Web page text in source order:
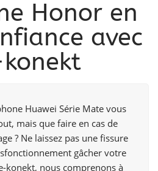
Honor en
avec
Huawei Série Mate vous
mais que faire en cas de
? Ne laissez pas une fissure
gâcher votre
konekt, nous comprenons à